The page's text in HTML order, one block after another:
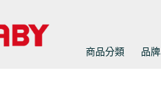
商品分類 品